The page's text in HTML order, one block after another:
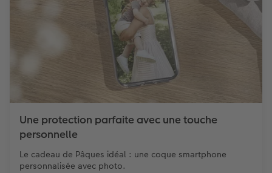
Une protection parfaite avec une touche
personnelle
Le cadeau de Pâques idéal : une coque smartphone
personnalisée avec photo.